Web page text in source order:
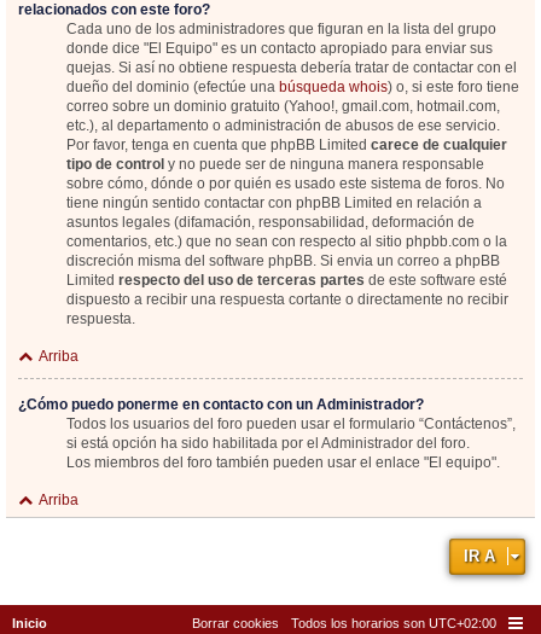
relacionados con este foro?
Cada uno de los administradores que figuran en la lista del grupo
donde dice "El Equipo" es un contacto apropiado para enviar sus
quejas. Si así no obtiene respuesta debería tratar de contactar con el
dueño del dominio (efectúe una búsqueda whois) o, si este foro tiene
correo sobre un dominio gratuito (Yahoo!, gmail.com, hotmail.com,
etc.), al departamento o administración de abusos de ese servicio.
Por favor, tenga en cuenta que phpBB Limited carece de cualquier
tipo de control y no puede ser de ninguna manera responsable
sobre cómo, dónde o por quién es usado este sistema de foros. No
tiene ningún sentido contactar con phpBB Limited en relación a
asuntos legales (difamación, responsabilidad, deformación de
comentarios, etc.) que no sean con respecto al sitio phpbb.com o la
discreción misma del software phpBB. Si envia un correo a phpBB
Limited respecto del uso de terceras partes de este software esté
dispuesto a recibir una respuesta cortante o directamente no recibir
respuesta.
Arriba
¿Cómo puedo ponerme en contacto con un Administrador?
Todos los usuarios del foro pueden usar el formulario “Contáctenos”,
si está opción ha sido habilitada por el Administrador del foro.
Los miembros del foro también pueden usar el enlace "El equipo".
Arriba
IR A
Inicio Todos los horarios son UTC+02:00
Borrar cookies